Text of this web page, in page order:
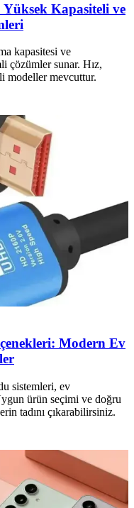
Kapasiteli ve
kapasitesi ve
çözümler sunar. Hız,
modeller mevcuttur.
Modern Ev
sistemleri, ev
ürün seçimi ve doğru
tadını çıkarabilirsiniz.